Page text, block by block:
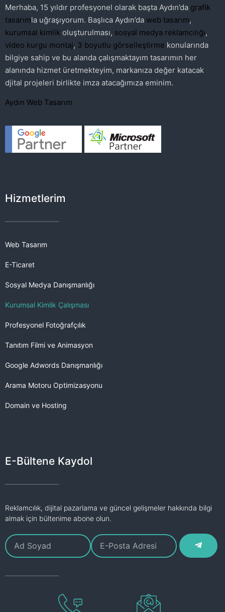
Merhaba, 15 yıldır profesyonel olarak başta Aydın’da grafik
tasarımla uğraşıyorum. Başlıca Aydın’da web tasarım,
kurumsal kimlik oluşturulması, sosyal medya reklamcılığı,
video kurgu montaj, 3 boyutlu görselleştirme konularında
bilgiye sahip ve bu alanda çalışmaktayım tasarımın her
alanında hizmet üretmekteyim, markanıza değer katacak
djital projeleri birlikte imza atacağımıza eminim.
Aydın Web Tasarım
Hizmetlerim
Web Tasarım
E-Ticaret
Sosyal Medya Danışmanlığı
Kurumsal Kimlik Çalışması
Profesyonel Fotoğrafçılık
Tanıtım Filmi ve Animasyon
Google Adwords Danışmanlığı
Arama Motoru Optimizasyonu
Domain ve Hosting
E-Bültene Kaydol
Reklamcılık, dijital pazarlama ve güncel gelişmeler hakkında bilgi
almak için bültenime abone olun.